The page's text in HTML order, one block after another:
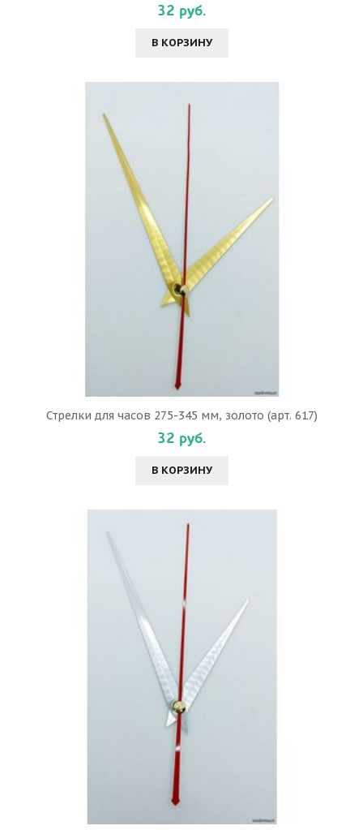
32 руб.
В КОРЗИНУ
Стрелки для часов 275-345 мм, золото (арт. 617)
32 руб.
В КОРЗИНУ